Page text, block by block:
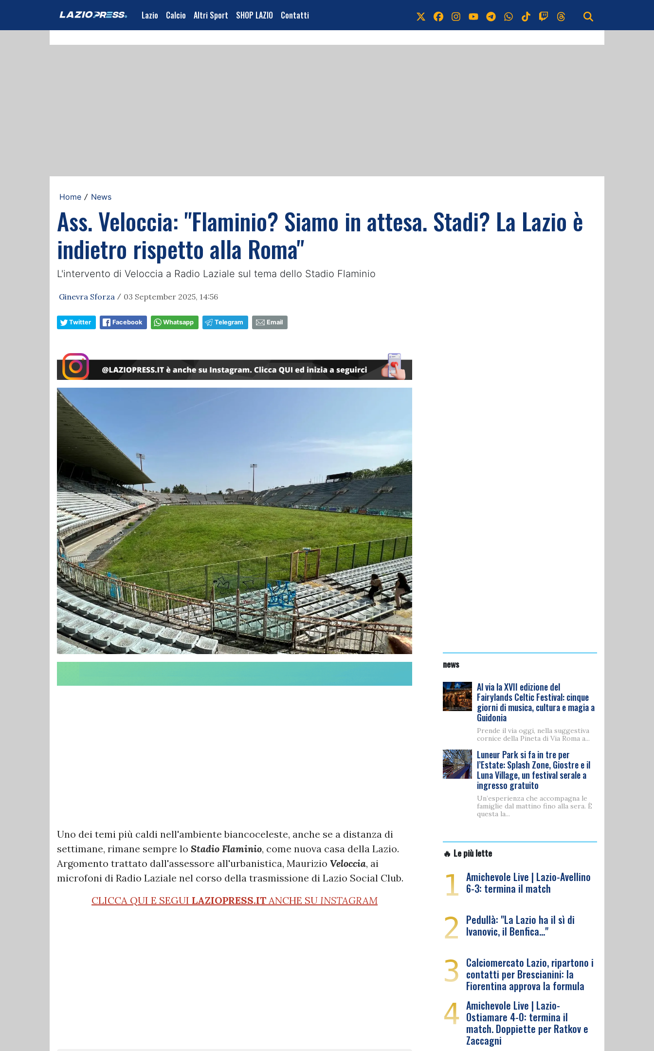
Lazio Calcio Altri Sport SHOP LAZIO Contatti
Home / News
Ass. Veloccia: "Flaminio? Siamo in attesa. Stadi? La Lazio è
indietro rispetto alla Roma"
L'intervento di Veloccia a Radio Laziale sul tema dello Stadio Flaminio
Ginevra Sforza / 03 September 2025, 14:56
Twitter Facebook Whatsapp Telegram Email
Uno dei temi più caldi nell'ambiente biancoceleste, anche se a distanza di
settimane, rimane sempre lo Stadio Flaminio, come nuova casa della Lazio.
Argomento trattato dall'assessore all'urbanistica, Maurizio Veloccia, ai
microfoni di Radio Laziale nel corso della trasmissione di Lazio Social Club.
CLICCA QUI E SEGUI LAZIOPRESS.IT ANCHE SU INSTAGRAM
news
Al via la XVII edizione del
Fairylands Celtic Festival: cinque
giorni di musica, cultura e magia a
Guidonia
Prende il via oggi, nella suggestiva
cornice della Pineta di Via Roma a...
Luneur Park si fa in tre per
l’Estate: Splash Zone, Giostre e il
Luna Village, un festival serale a
ingresso gratuito
Un’esperienza che accompagna le
famiglie dal mattino fino alla sera. È
questa la...
🔥 Le più lette
1 Amichevole Live | Lazio-Avellino
6-3: termina il match
2 Pedullà: "La Lazio ha il sì di
Ivanovic, il Benfica…"
3 Calciomercato Lazio, ripartono i
contatti per Brescianini: la
Fiorentina approva la formula
4 Amichevole Live | Lazio-
Ostiamare 4-0: termina il
match. Doppiette per Ratkov e
Zaccagni